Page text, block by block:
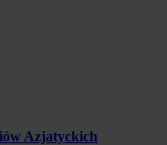
Azjatyckich